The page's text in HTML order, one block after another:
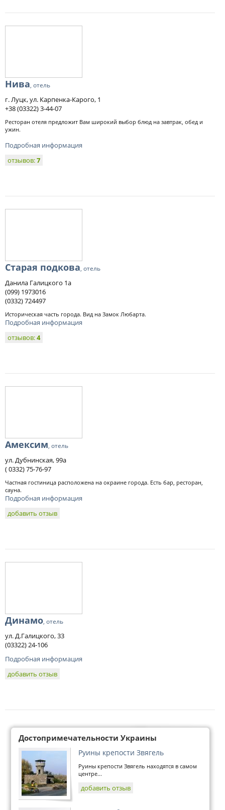
Нива, отель
г. Луцк, ул. Карпенка-Карого, 1
+38 (03322) 3-44-07
Ресторан отеля предложит Вам широкий выбор блюд на завтрак, обед и
ужин.
Подробная информация
отзывов:7
Старая подкова, отель
Данила Галицкого 1а
(099) 1973016
(0332) 724497
Историческая часть города. Вид на Замок Любарта.
Подробная информация
отзывов:4
Амексим, отель
ул. Дубнинская, 99а
( 0332) 75-76-97
Частная гостиница расположена на окраине города. Есть бар, ресторан,
сауна.
Подробная информация
добавить отзыв
Динамо, отель
ул. Д.Галицкого, 33
(03322) 24-106
Подробная информация
добавить отзыв
Достопримечательности Украины
Руины крепости Звягель
Руины крепости Звягель находятся в самом
центре...
добавить отзыв